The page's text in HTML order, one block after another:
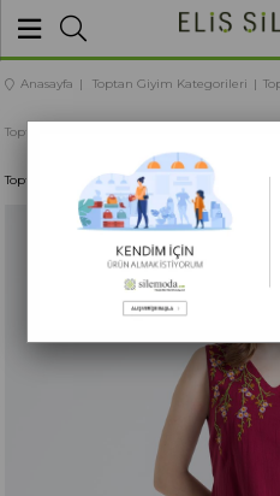
BU
Anasayfa Toptan Giyim Kategorileri
Toptan Kadın Giyim
Toptan Kolsuz Vual Candan Yırtmaçlı Midi